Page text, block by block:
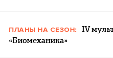
ПЛАНЫ НА СЕЗОН:
IV
«Биомеханика»